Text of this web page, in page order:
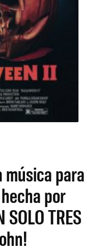
para
por
TRES